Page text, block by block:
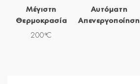
Μέγιστη
Θερμοκρασία
200ºC
Αυτόματη
Απενεργοποίηση